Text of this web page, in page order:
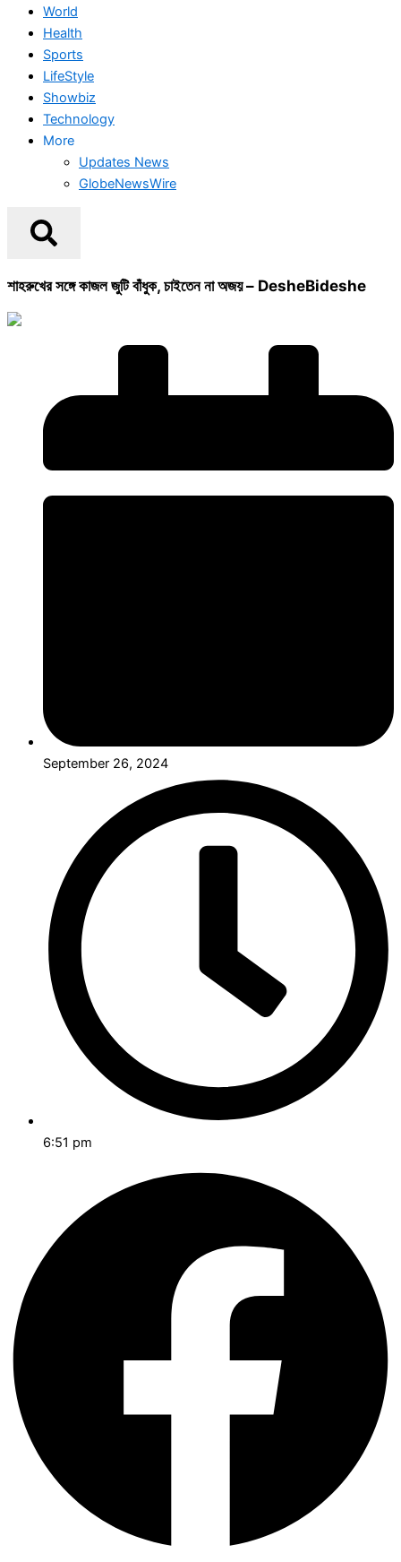
World
Health
Sports
LifeStyle
Showbiz
Technology
More
Updates News
GlobeNewsWire
শাহরুখের সঙ্গে কাজল জুটি বাঁধুক, চাইতেন না অজয় – DesheBideshe
September 26, 2024
6:51 pm